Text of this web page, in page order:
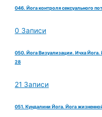
046. Йога контроля сексуального
0 Записи
050. Йога Визуализации. Ичха
28
21 Записи
051. Кундалини Йога. Йога